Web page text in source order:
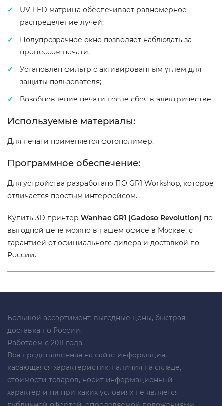
UV-LED матрица обеспечивает равномерное
распределение лучей;
Полупрозрачное окно позволяет наблюдать за
процессом печати;
Установлен фильтр с активированным углем для
защиты пользователя;
Возобновление печати после сбоя в электричестве.
Используемые материалы:
Для печати применяется фотополимер.
Программное обеспечение:
Для устройства разработано ПО GR1 Workshop, которое
отличается простым интерфейсом.
Купить 3D принтер Wanhao GR1 (Gadoso Revolution) по
выгодной цене можно в нашем офисе в Москве, с
гарантией от официального дилера и доставкой по
России.
Большой ассортимент, выгодные цены, быстрая
доставка по России.
Работаем с 2011 года.
Вся представленная на сайте информация,
касающаяся характеристик, наличия на складе,
стоимости товаров, носит информационный
характер и ни при каких условиях не является